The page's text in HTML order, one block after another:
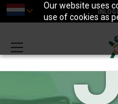
Our website uses
use of cookies as